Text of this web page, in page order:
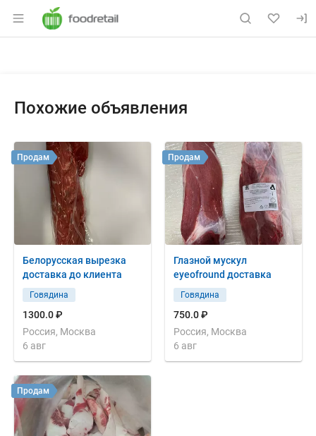
Раздел навигации по сайту
Похожие объявления
Белорусская вырезка
доставка до клиента
Говядина
1300.0 ₽
Россия, Москва
6 авг
Продам
Глазной мускул
eyeofround доставка
Говядина
750.0 ₽
Россия, Москва
6 авг
Продам
Продам